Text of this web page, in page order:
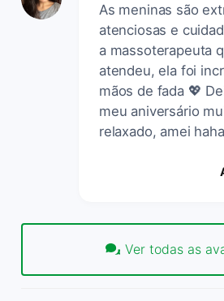
As meninas são
atenciosas e
a massoterapeuta
atendeu, ela foi
mãos de fada 💖
meu aniversário
relaxado, amei haha
Ver todas as